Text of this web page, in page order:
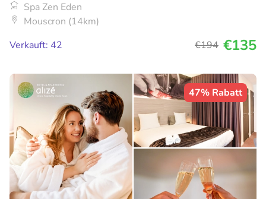
Spa Zen Eden
Mouscron (14km)
Verkauft: 42
€194 €135
47% Rabatt